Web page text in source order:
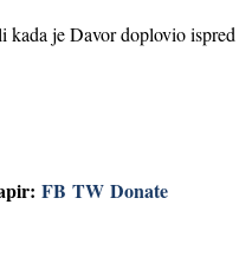
je Davor doplovio
FB TW Donate